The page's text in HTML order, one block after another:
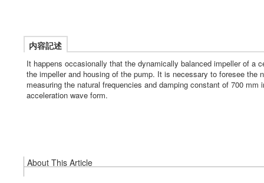
内容記述
It happens occasionally that the dynamically balanced impeller of a
the impeller and housing of the pump. It is necessary to foresee
measuring the natural frequencies and damping constant of 700
acceleration wave form.
About This Article